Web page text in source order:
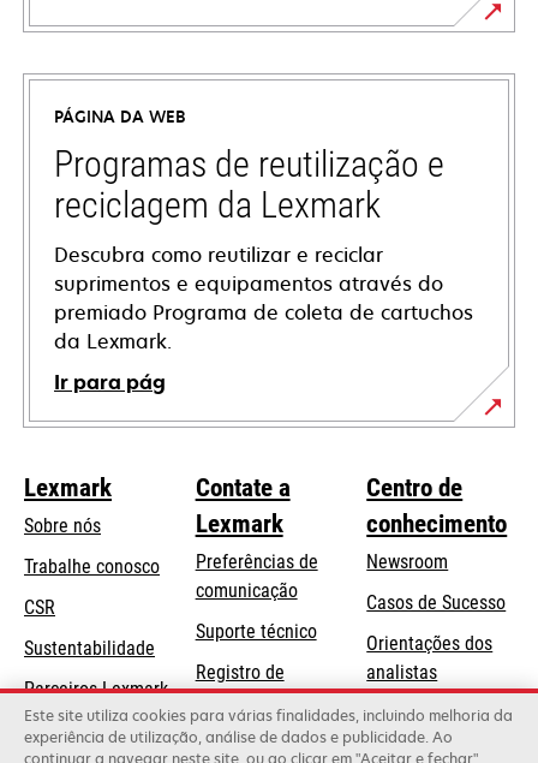
abre
em
nova
guia
PÁGINA DA WEB
Programas de reutilização e
reciclagem da Lexmark
Descubra como reutilizar e reciclar
suprimentos e equipamentos através do
premiado Programa de coleta de cartuchos
da Lexmark.
Ir para pág
Lexmark
Sobre nós
Trabalhe conosco
CSR
Sustentabilidade
Parceiros Lexmark
Contate a
Lexmark
Preferências de
comunicação
Suporte técnicoabre
uma
nova
guia
Registro de
produtos
Onde comprar
Centro de
conhecimento
Newsroom
Casos de Sucesso
Orientações dos
analistas
Blog Lexmark
Este site utiliza cookies para várias finalidades, incluindo melhoria da
experiência de utilização, análise de dados e publicidade. Ao
continuar a navegar neste site, ou ao clicar em "Aceitar e fechar",